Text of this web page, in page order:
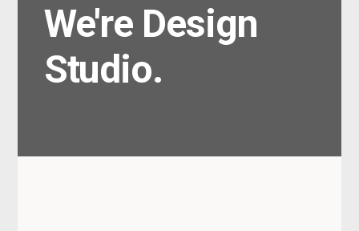
We're Design
Studio.